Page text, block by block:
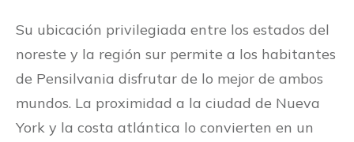
Su ubicación privilegiada entre los estados del
noreste y la región sur permite a los habitantes
de Pensilvania disfrutar de lo mejor de ambos
mundos. La proximidad a la ciudad de Nueva
York y la costa atlántica lo convierten en un